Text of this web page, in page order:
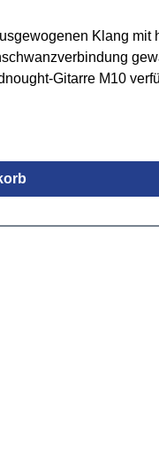
Klang
Gitarre M10
(synthetisch)Mensur: